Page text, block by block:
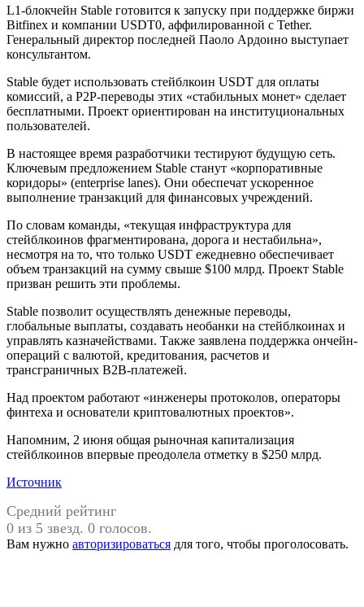
L1-блокчейн Stable готовится к запуску при поддержке биржи
Bitfinex и компании USDT0, аффилированной с Tether.
Генеральный директор последней Паоло Ардоино выступает
консультантом.
Stable будет использовать стейблкоин USDT для оплаты
комиссий, а P2P-переводы этих «стабильных монет» сделает
бесплатными. Проект ориентирован на институциональных
пользователей.
В настоящее время разработчики тестируют будущую сеть.
Ключевым предложением Stable станут «корпоративные
коридоры» (enterprise lanes). Они обеспечат ускоренное
выполнение транзакций для финансовых учреждений.
По словам команды, «текущая инфраструктура для
стейблкоинов фрагментирована, дорога и нестабильна»,
несмотря на то, что только USDT ежедневно обеспечивает
объем транзакций на сумму свыше $100 млрд. Проект Stable
призван решить эти проблемы.
Stable позволит осуществлять денежные переводы,
глобальные выплаты, создавать необанки на стейблкоинах и
управлять казначействами. Также заявлена поддержка ончейн-
операций с валютой, кредитования, расчетов и
трансграничных B2B-платежей.
Над проектом работают «инженеры протоколов, операторы
финтеха и основатели криптовалютных проектов».
Напомним, 2 июня общая рыночная капитализация
стейблкоинов впервые преодолела отметку в $250 млрд.
Источник
Средний рейтинг
0 из 5 звезд. 0 голосов.
Вам нужно авторизироваться для того, чтобы проголосовать.